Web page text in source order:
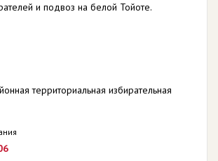
и подвоз на белой Тойоте.
территориальная избирательная